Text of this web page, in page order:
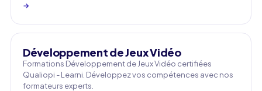
→
Développement de Jeux Vidéo
Formations Développement de Jeux Vidéo certifiées
Qualiopi - Learni. Développez vos compétences avec nos
formateurs experts.